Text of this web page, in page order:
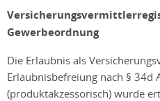
Gewerbeordnung
Die Erlaubnis als
Erlaubnisbefreiung nach § 34d
(produktakzessorisch) wurde